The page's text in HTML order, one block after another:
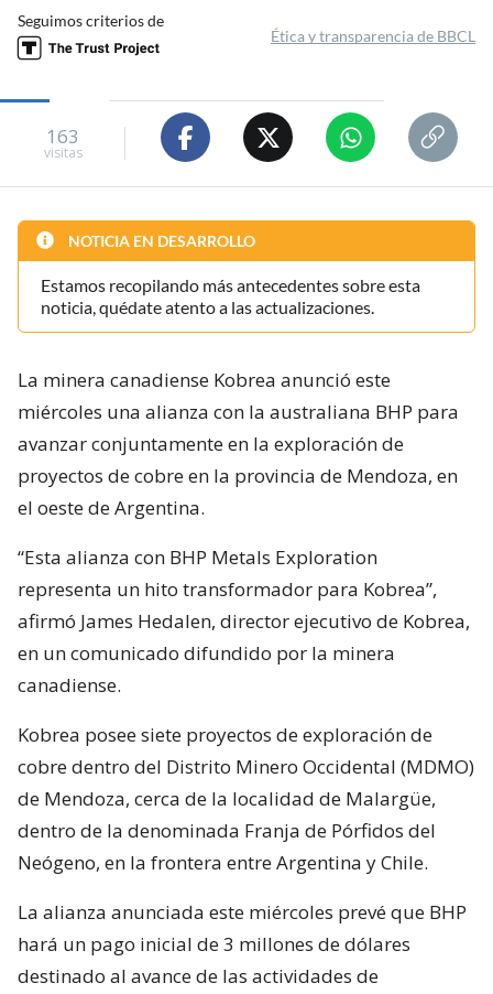
Seguimos criterios de
Ética y transparencia de BBCL
163
visitas
NOTICIA EN DESARROLLO
Estamos recopilando más antecedentes sobre esta
noticia, quédate atento a las actualizaciones.
La minera canadiense Kobrea anunció este
miércoles una alianza con la australiana BHP para
avanzar conjuntamente en la exploración de
proyectos de cobre en la provincia de Mendoza, en
el oeste de Argentina.
“Esta alianza con BHP Metals Exploration
representa un hito transformador para Kobrea”,
afirmó James Hedalen, director ejecutivo de Kobrea,
en un comunicado difundido por la minera
canadiense.
Kobrea posee siete proyectos de exploración de
cobre dentro del Distrito Minero Occidental (MDMO)
de Mendoza, cerca de la localidad de Malargüe,
dentro de la denominada Franja de Pórfidos del
Neógeno, en la frontera entre Argentina y Chile.
La alianza anunciada este miércoles prevé que BHP
hará un pago inicial de 3 millones de dólares
destinado al avance de las actividades de